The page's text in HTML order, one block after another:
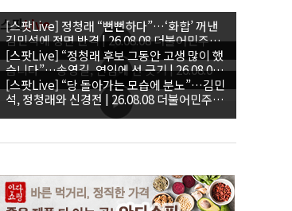
스팟Live
[스팟Live] 정청래 “뻔뻔하다”…‘화합’ 꺼낸
김민석에 정면 반격 | 26.08.08 더불어민주당
당대표·최고위원 후보 제주 합동연설회
[스팟Live] “정청래 후보 그동안 고생 많이 했
습니다”…송영길, 연임에 선 긋기 | 26.08.08
더불어민주당 당대표·최고위원 후보 제주 합
동연설회
[스팟Live] “당 돌아가는 모습에 분노”…김민
석, 정청래와 신경전 | 26.08.08 더불어민주당
당대표·최고위원 후보 제주 합동연설회